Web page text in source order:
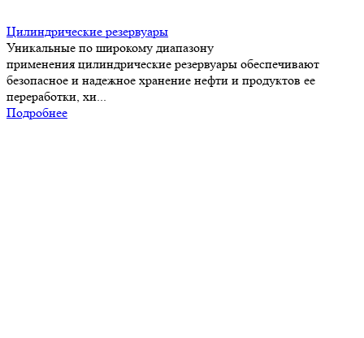
Цилиндрические резервуары
Уникальные по широкому диапазону
применения цилиндрические резервуары обеспечивают
безопасное и надежное хранение нефти и продуктов ее
переработки, хи...
Подробнее